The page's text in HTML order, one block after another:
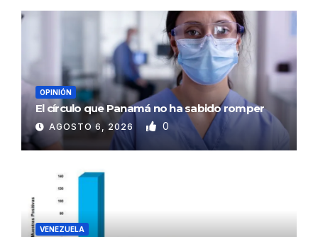
OPINIÓN
El círculo que Panamá no ha sabido romper
AGOSTO 6, 2026 0
VENEZUELA